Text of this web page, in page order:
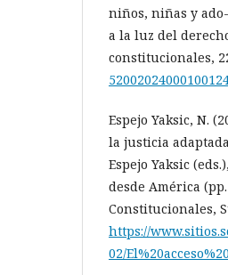
niños, niñas y
a la luz del
constitucionales,
Espejo Yaksic, N.
la justicia
Espejo Yaksic
desde América
Constitucionales,
https://
02/